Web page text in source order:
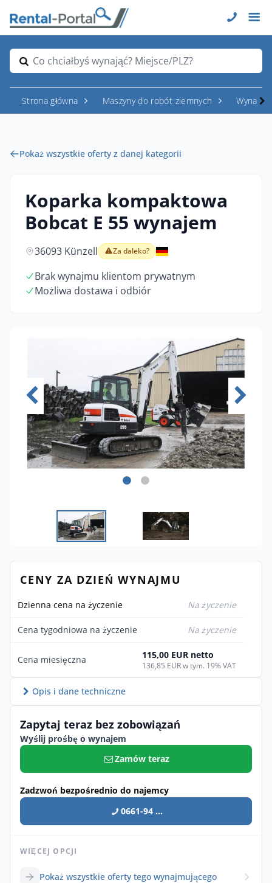
Co chciałbyś wynająć? Miejsce/PLZ?
Strona główna Maszyny do robót ziemnych
Pokaż wszystkie oferty z danej kategorii
Koparka kompaktowa
Bobcat E 55 wynajem
36093 Künzell Za daleko?
Brak wynajmu klientom prywatnym
Możliwa dostawa i odbiór
CENY ZA DZIEŃ WYNAJMU
Dzienna cena na życzenie Na życzenie
Cena tygodniowa na życzenie Na życzenie
Cena miesięczna 115,00 EUR netto
136,85 EUR w tym. 19% VAT
Opis i dane techniczne
Zapytaj teraz bez zobowiązań
Wyślij prośbę o wynajem
Zamów teraz
Zadzwoń bezpośrednio do najemcy
0661-94 ...
WIĘCEJ OPCJI
Pokaż wszystkie oferty tego wynajmującego